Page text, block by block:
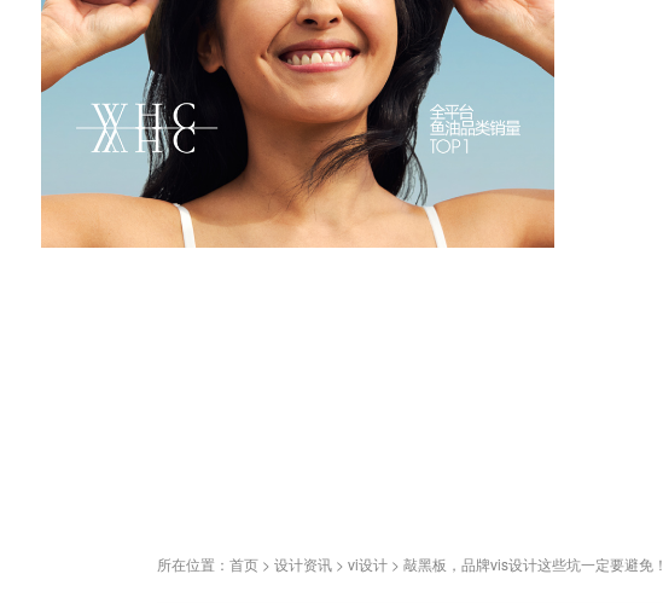
所在位置： 首页 > 设计资讯 > vi设计 > 敲黑板，品牌vis设计这些坑一定要避免！